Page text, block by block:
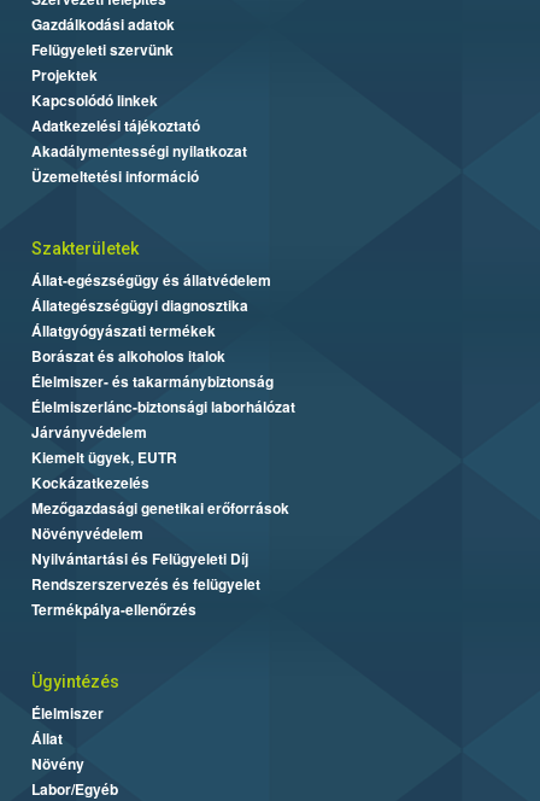
Gazdálkodási adatok
Felügyeleti szervünk
Projektek
Kapcsolódó linkek
Adatkezelési tájékoztató
Akadálymentességi nyilatkozat
Üzemeltetési információ
Szakterületek
Állat-egészségügy és állatvédelem
Állategészségügyi diagnosztika
Állatgyógyászati termékek
Borászat és alkoholos italok
Élelmiszer- és takarmánybiztonság
Élelmiszerlánc-biztonsági laborhálózat
Járványvédelem
Kiemelt ügyek, EUTR
Kockázatkezelés
Mezőgazdasági genetikai erőforrások
Növényvédelem
Nyilvántartási és Felügyeleti Díj
Rendszerszervezés és felügyelet
Termékpálya-ellenőrzés
Ügyintézés
Élelmiszer
Állat
Növény
Labor/Egyéb